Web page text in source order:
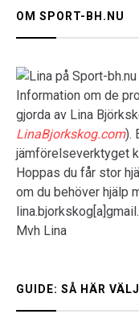
OM SPORT-BH.NU
Information om de
gjorda av Lina
LinaBjorkskog.com).
jämförelseverktyget
Hoppas du får stor
om du behöver hjälp
Mvh Lina
GUIDE: SÅ HÄR